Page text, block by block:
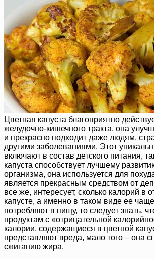
Цветная капуста благоприятно
желудочно-кишечного тракта, она
и прекрасно подходит даже людям,
другими заболеваниями. Этот
включают в состав детского питания,
капуста способствует лучшему
организма, она используется для
является прекрасным средством от
все же, интересует, сколько калорий в
капусте, а именно в таком виде ее
потребляют в пищу, то следует знать,
продуктам с «отрицательной
калории, содержащиеся в цветной
представляют вреда, мало того – она
сжиганию жира.